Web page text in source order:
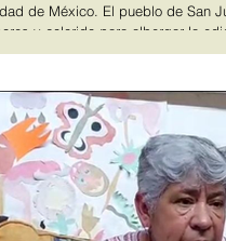
de México. El pueblo de San
y colorido para albergar la
2026, rindiendo culto a uno de
hechos a base de maíz, un
siendo la base de la
en distintas variedades y